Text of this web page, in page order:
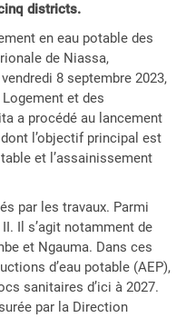
districts.
en eau potable des
de Niassa,
8 septembre 2023,
et des
a procédé au lancement
l’objectif principal est
et l’assainissement
par les travaux. Parmi
Il s’agit notamment de
et Ngauma. Dans ces
d’eau potable (AEP),
sanitaires d’ici à 2027.
par la Direction